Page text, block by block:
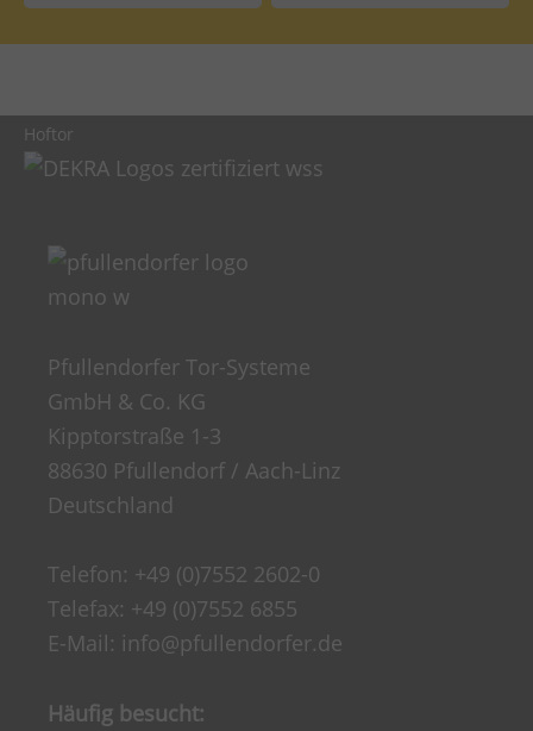
Hoftor
Pfullendorfer Tor-Systeme
GmbH & Co. KG
Kipptorstraße 1-3
88630 Pfullendorf / Aach-Linz
Deutschland
Telefon: +49 (0)7552 2602-0
Telefax: +49 (0)7552 6855
E-Mail: info@pfullendorfer.de
Häufig besucht: